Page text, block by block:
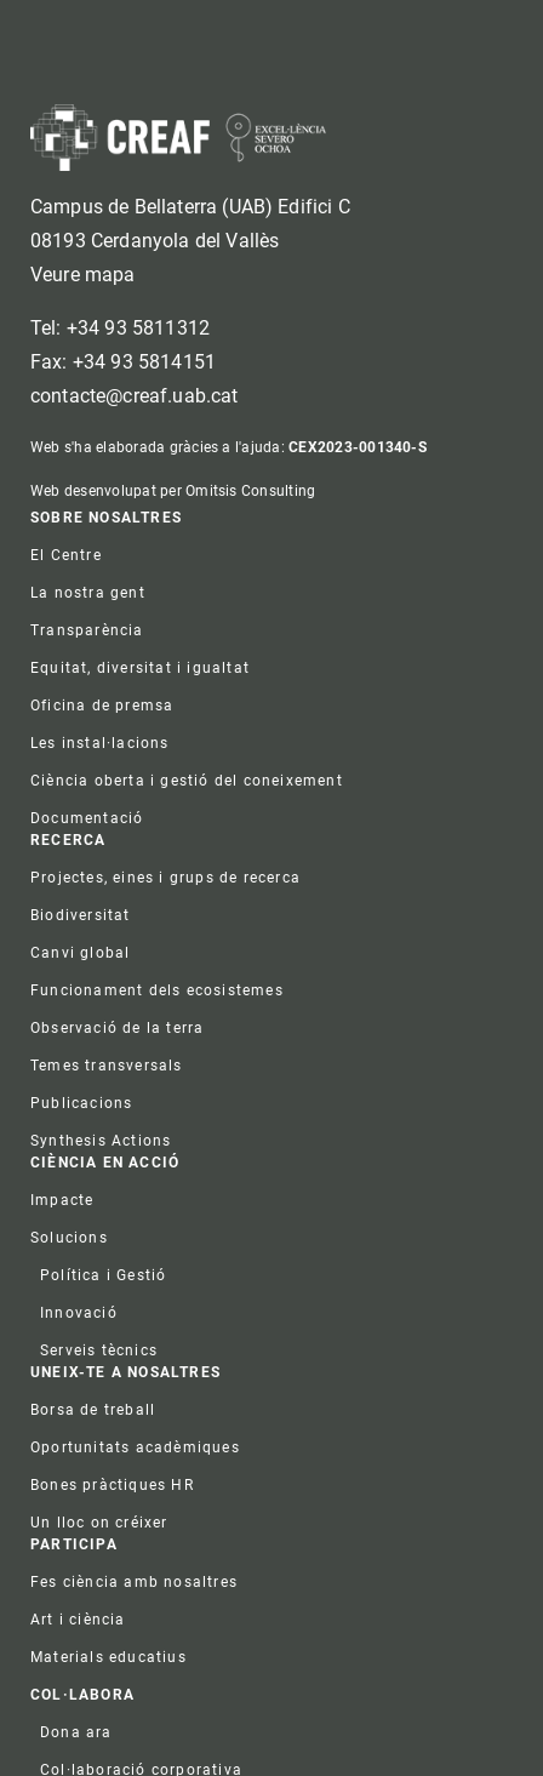
Campus de Bellaterra (UAB) Edifici C
08193 Cerdanyola del Vallès
Veure mapa
Tel: +34 93 5811312
Fax: +34 93 5814151
contacte@creaf.uab.cat
Web s'ha elaborada gràcies a l'ajuda:CEX2023-001340-S
Web desenvolupat per Omitsis Consulting
Footer
SOBRE NOSALTRES
El Centre
La nostra gent
Transparència
Equitat, diversitat i igualtat
Oficina de premsa
Les instal·lacions
Ciència oberta i gestió del coneixement
Documentació
RECERCA
Projectes, eines i grups de recerca
Biodiversitat
Canvi global
Funcionament dels ecosistemes
Observació de la terra
Temes transversals
Publicacions
Synthesis Actions
CIÈNCIA EN ACCIÓ
Impacte
Solucions
Política i Gestió
Innovació
Serveis tècnics
UNEIX-TE A NOSALTRES
Borsa de treball
Oportunitats acadèmiques
Bones pràctiques HR
Un lloc on créixer
PARTICIPA
Fes ciència amb nosaltres
Art i ciència
Materials educatius
COL·LABORA
Dona ara
Col·laboració corporativa